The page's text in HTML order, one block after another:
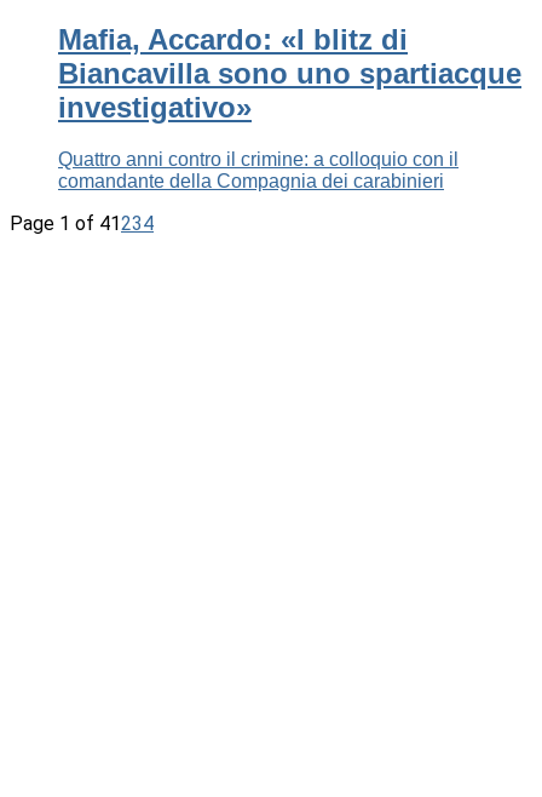
Mafia, Accardo: «I blitz di
Biancavilla sono uno spartiacque
investigativo»
Quattro anni contro il crimine: a colloquio con il
comandante della Compagnia dei carabinieri
Page 1 of 41234